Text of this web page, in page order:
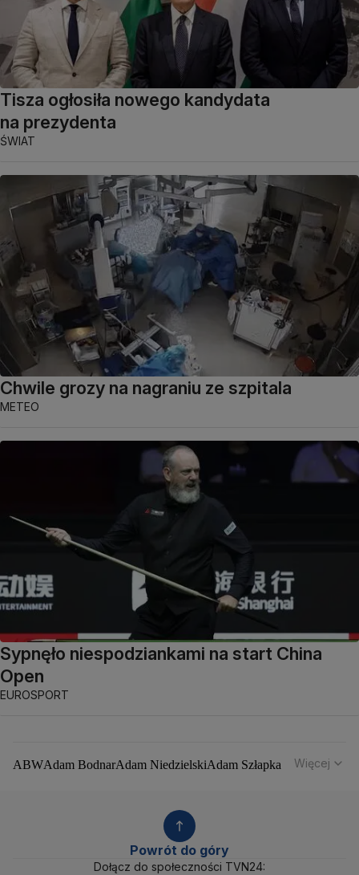
Tisza ogłosiła nowego kandydata
na prezydenta
ŚWIAT
Chwile grozy na nagraniu ze szpitala
METEO
Sypnęło niespodziankami na start China
Open
EUROSPORT
ABWAdam BodnarAdam NiedzielskiAdam Szłapka
Aleksander Kwaśniewski
Alert RCB
Ambasada USA w Polsce
Andrzej Duda Białoruś
Więcej
Powrót do góry
Dołącz do społeczności TVN24: